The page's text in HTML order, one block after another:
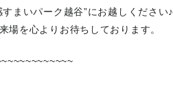
まいパーク越谷”にお越しください♪
場を心よりお待ちしております。